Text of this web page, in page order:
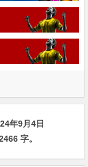
年9月4日
字。